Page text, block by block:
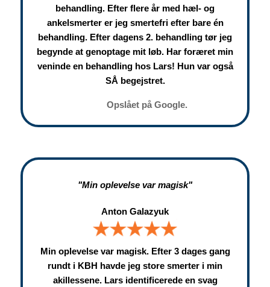
behandling. Efter flere år med hæl- og
ankelsmerter er jeg smertefri efter bare én
behandling. Efter dagens 2. behandling tør jeg
begynde at genoptage mit løb. Har foræret min
veninde en behandling hos Lars! Hun var også
SÅ begejstret.
Opslået på Google.
"Min oplevelse var magisk"
Anton Galazyuk
Min oplevelse var magisk. Efter 3 dages gang
rundt i KBH havde jeg store smerter i min
akillessene. Lars identificerede en svag